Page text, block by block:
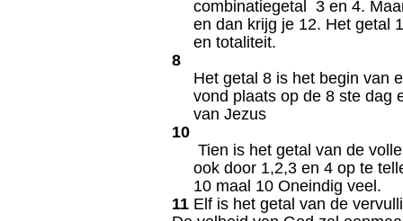
combinatiegetal 3 en 4.
en dan krijg je 12. Het getal
en totaliteit.
8
Het getal 8 is het begin van
vond plaats op de 8 ste dag
van Jezus
10
Tien is het getal van de
ook door 1,2,3 en 4 op te
10 maal 10 Oneindig veel.
11 Elf is het getal van de